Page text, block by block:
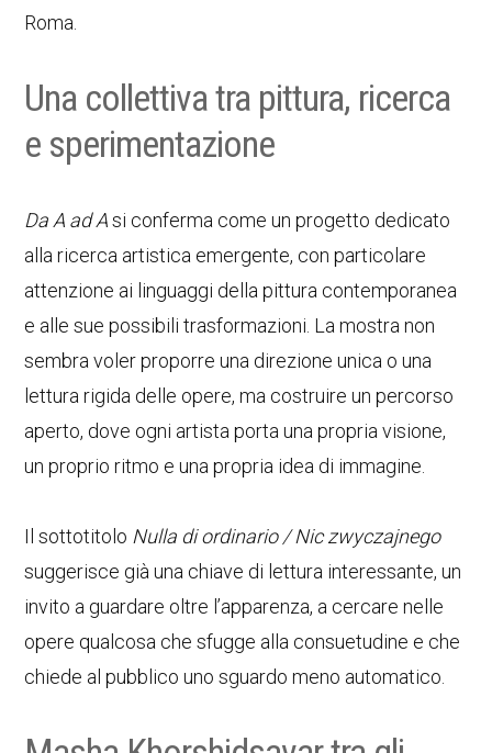
Roma.
Una collettiva tra pittura, ricerca
e sperimentazione
Da A ad Asi conferma come un progetto dedicato
alla ricerca artistica emergente, con particolare
attenzione ai linguaggi della pittura contemporanea
e alle sue possibili trasformazioni. La mostra non
sembra voler proporre una direzione unica o una
lettura rigida delle opere, ma costruire un percorso
aperto, dove ogni artista porta una propria visione,
un proprio ritmo e una propria idea di immagine.
Il sottotitolo Nulla di ordinario / Nic zwyczajnego
suggerisce già una chiave di lettura interessante, un
invito a guardare oltre l’apparenza, a cercare nelle
opere qualcosa che sfugge alla consuetudine e che
chiede al pubblico uno sguardo meno automatico.